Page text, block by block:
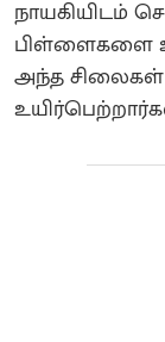
நாயகியிடம்
பிள்ளைகளை
அந்த சிலைகள்